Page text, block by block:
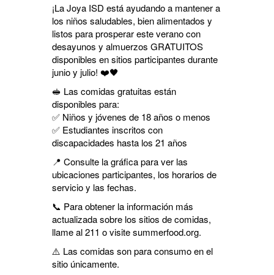
¡La Joya ISD está ayudando a mantener a
los niños saludables, bien alimentados y
listos para prosperar este verano con
desayunos y almuerzos GRATUITOS
disponibles en sitios participantes durante
junio y julio! ❤️🖤
🥪 Las comidas gratuitas están
disponibles para:
✅ Niños y jóvenes de 18 años o menos
✅ Estudiantes inscritos con
discapacidades hasta los 21 años
📍 Consulte la gráfica para ver las
ubicaciones participantes, los horarios de
servicio y las fechas.
📞 Para obtener la información más
actualizada sobre los sitios de comidas,
llame al 211 o visite summerfood.org.
⚠️ Las comidas son para consumo en el
sitio únicamente.